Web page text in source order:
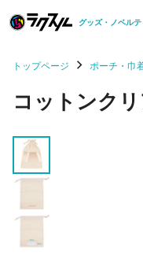
グッズ・ノベルテ
トップページ ポーチ・巾
コットンク